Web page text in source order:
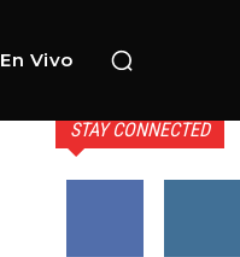
En Vivo
STAY CONNECTED